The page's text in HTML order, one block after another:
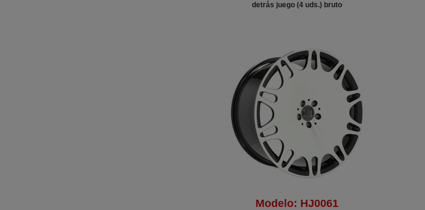
detrás juego (4 uds.) bruto
Modelo: HJ0061